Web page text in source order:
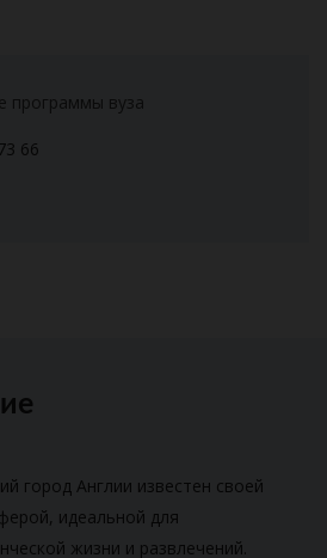
программы вуза
66
город Англии известен своей
идеальной для
жизни и развлечений.